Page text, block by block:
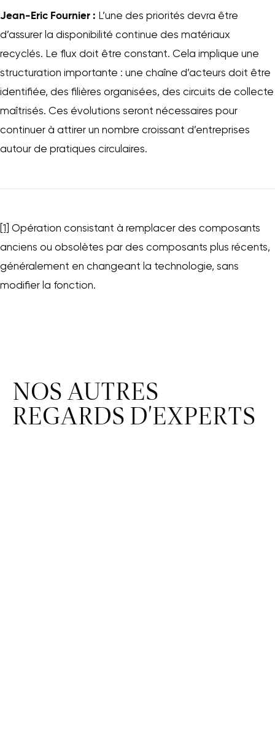
Jean-Eric Fournier : L’une des priorités devra être
d’assurer la disponibilité continue des matériaux
recyclés. Le flux doit être constant. Cela implique une
structuration importante : une chaîne d’acteurs doit être
identifiée, des filières organisées, des circuits de collecte
maîtrisés. Ces évolutions seront nécessaires pour
continuer à attirer un nombre croissant d’entreprises
autour de pratiques circulaires.
[1] Opération consistant à remplacer des composants
anciens ou obsolètes par des composants plus récents,
généralement en changeant la technologie, sans
modifier la fonction.
NOS AUTRES
REGARDS D'EXPERTS